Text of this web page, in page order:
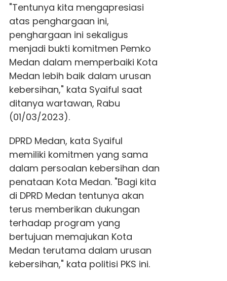
"Tentunya kita mengapresiasi
atas penghargaan ini,
penghargaan ini sekaligus
menjadi bukti komitmen Pemko
Medan dalam memperbaiki Kota
Medan lebih baik dalam urusan
kebersihan," kata Syaiful saat
ditanya wartawan, Rabu
(01/03/2023).
DPRD Medan, kata Syaiful
memiliki komitmen yang sama
dalam persoalan kebersihan dan
penataan Kota Medan. "Bagi kita
di DPRD Medan tentunya akan
terus memberikan dukungan
terhadap program yang
bertujuan memajukan Kota
Medan terutama dalam urusan
kebersihan," kata politisi PKS ini.